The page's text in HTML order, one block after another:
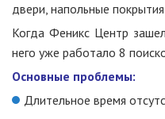
двери, напольные покрытия
Когда Феникс Центр
него уже работало 8
Основные проблемы:
Длительное время